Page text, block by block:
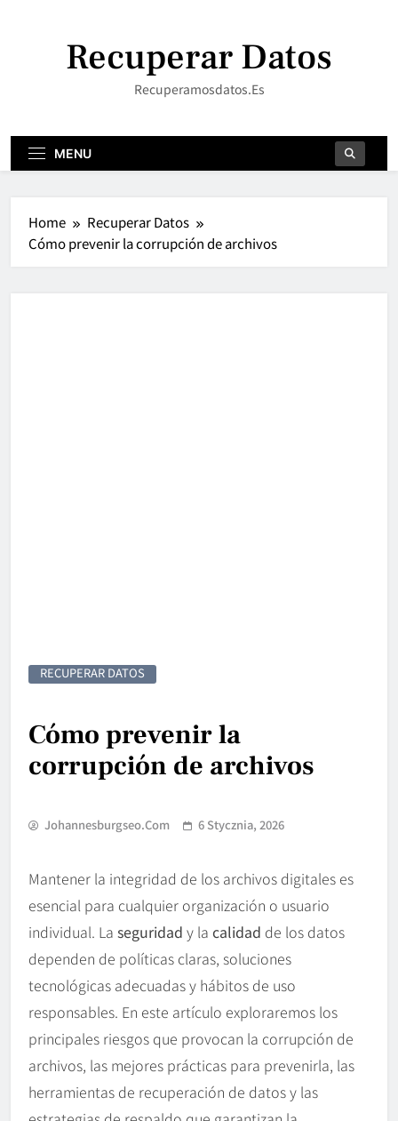
Recuperar Datos
Recuperamosdatos.es
MENU
Home
Recuperar Datos
Cómo prevenir la corrupción de archivos
RECUPERAR DATOS
Cómo prevenir la
corrupción de archivos
Johannesburgseo.com 6 Stycznia, 2026
Mantener la integridad de los archivos digitales es
esencial para cualquier organización o usuario
individual. La seguridad y la calidad de los datos
dependen de políticas claras, soluciones
tecnológicas adecuadas y hábitos de uso
responsables. En este artículo exploraremos los
principales riesgos que provocan la corrupción de
archivos, las mejores prácticas para prevenirla, las
herramientas de recuperación de datos y las